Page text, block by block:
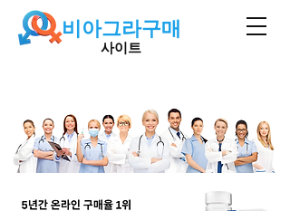
비아그라구매
사이트